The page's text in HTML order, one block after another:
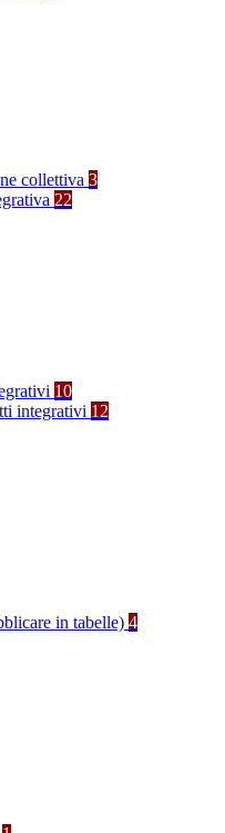
collettiva 3
22
10
integrativi 12
in tabelle) 4